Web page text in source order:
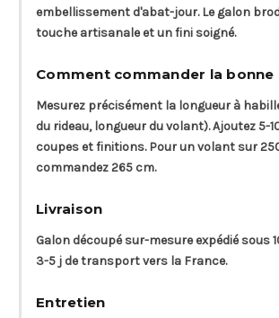
embellissement d'abat-jour. Le galon
touche artisanale et un fini soigné.
Comment commander la bonne
Mesurez précisément la longueur à
du rideau, longueur du volant). Ajoutez 5-
coupes et finitions. Pour un volant sur
commandez 265 cm.
Livraison
Galon découpé sur-mesure expédié sous
3-5 j de transport vers la France.
Entretien